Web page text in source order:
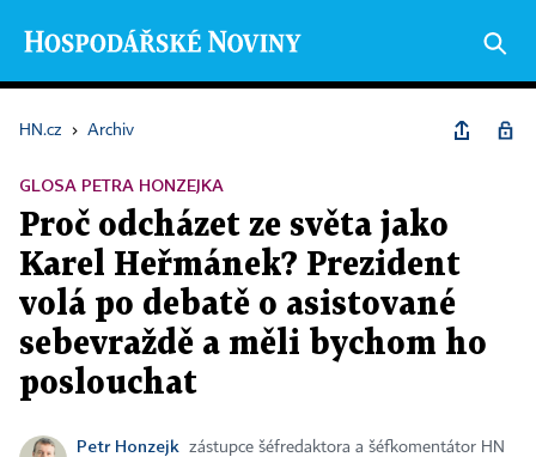
HN.cz › Archiv
GLOSA PETRA HONZEJKA
Proč odcházet ze světa jako
Karel Heřmánek? Prezident
volá po debatě o asistované
sebevraždě a měli bychom ho
poslouchat
Petr Honzejk
zástupce šéfredaktora a šéfkomentátor HN